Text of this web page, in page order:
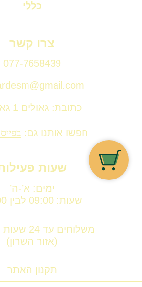
כללי
צרו קשר
077-7658439
כתובת: גאולים 1 גאולים
חפשו אותנו גם:
שעות
ימים: א’-ה’
שעות: 09:00 לבין 20:00
משלוחים עד 24 שעות אספקה
(אזור השרון)
תקנון האתר